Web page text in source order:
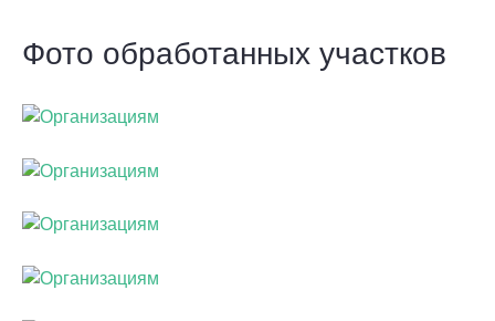
Фото обработанных участков